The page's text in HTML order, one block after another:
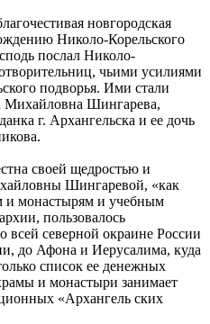
новгородская
Николо-Корельского
послал Николо-
чьими усилиями
подворья. Ими стали
Михайловна Шингарева,
г. Архангельска и ее дочь
своей щедростью и
Шингаревой, «как
и монастырям и учебным
пользовалось
всей северной окраине России
до Афона и Иерусалима, куда
список ее денежных
и монастыри занимает
«Архангель ских